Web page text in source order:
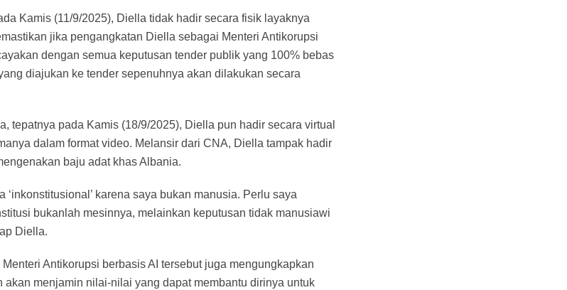
Kamis (11/9/2025), Diella tidak hadir secara fisik layaknya
jika pengangkatan Diella sebagai Menteri Antikorupsi
dengan semua keputusan tender publik yang 100% bebas
diajukan ke tender sepenuhnya akan dilakukan secara
tepatnya pada Kamis (18/9/2025), Diella pun hadir secara virtual
dalam format video. Melansir dari CNA, Diella tampak hadir
baju adat khas Albania.
‘inkonstitusional’ karena saya bukan manusia. Perlu saya
bukanlah mesinnya, melainkan keputusan tidak manusiawi
Diella.
Antikorupsi berbasis AI tersebut juga mengungkapkan
akan menjamin nilai-nilai yang dapat membantu dirinya untuk